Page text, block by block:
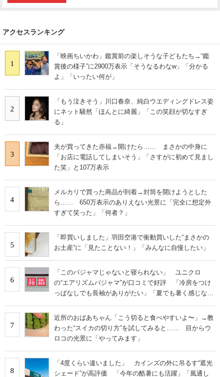
アクセスランキング
1
「映画ちいかわ」鑑賞前の楽しそうな子どもたち→“鑑
賞後の様子”に2900万表示「そうなるわなw」「分かる
よ」「いったい何が」
2
「もう泣きそう」川口春奈、純白ウエディングドレス姿
にネット騒然「ほんとに綺麗」「この笑顔が切なすぎ
る」
3
夫が買ってきた赤福→開けたら…… まさかの中身に
「お店に電話してしまいそう」「さすがに初めて見まし
た笑」と107万表示
4
メルカリで買った商品が到着→封筒を開けようとした
ら…… 650万表示のありえない光景に「完全に想定外
すぎて笑った」「何者？」
5
「即買いしました」羽田空港で衝動買いした“まさかの
お土産”に「見たことない！」「みんなに自慢したい」
6
「このパジャマじゃないと寝られない」 ユニクロ
の“エアリズムパジャマ”が口コミで好評 「冷房をつけ
っぱなしでも長袖がありがたい」「夏でも暑く感じな
7
近所のおばあちゃん「こう切ると食べやすいよ〜」→教
わった“スイカの切り方”を試してみると…… 目からウ
ロコの光景に「やってみます」
8
「4度くらい違いました」 カインズの外に吊るす“遮光
シェード”が高評価 「今年の酷暑にも活躍」「風通し